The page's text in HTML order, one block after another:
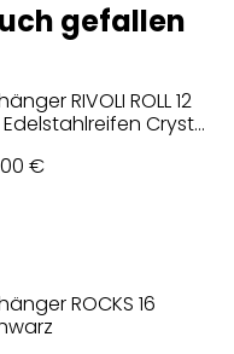
gefallen
RIVOLI ROLL 12
Crystal
€
ROCKS 16